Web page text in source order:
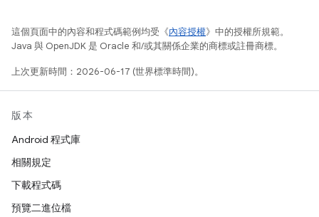
這個頁面中的內容和程式碼範例均受《內容授權》中的授權所規範。
Java 與 OpenJDK 是 Oracle 和/或其關係企業的商標或註冊商標。
上次更新時間：2026-06-17 (世界標準時間)。
版本
Android 程式庫
相關規定
下載程式碼
預覽二進位檔